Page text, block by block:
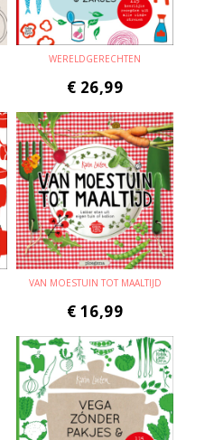
WERELDGERECHTEN
€ 26,99
VAN MOESTUIN TOT MAALTIJD
€ 16,99